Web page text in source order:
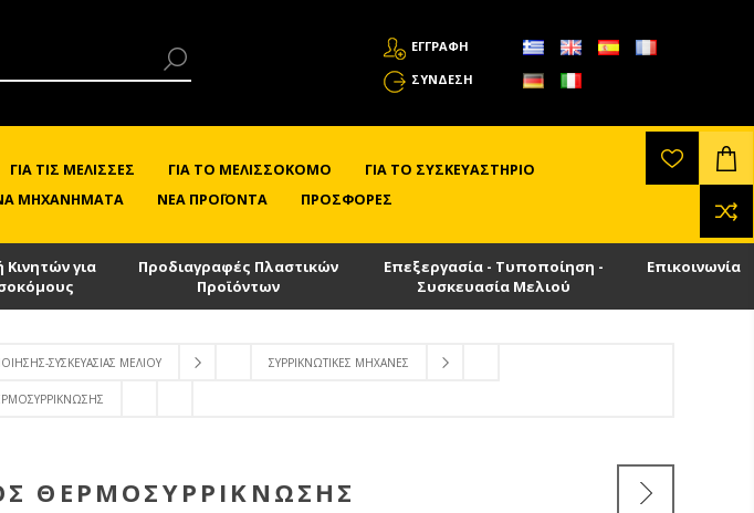
ΕΓΓΡΑΦΗ
ΣΎΝΔΕΣΗ
ΓΙΑ ΤΙΣ ΜΈΛΙΣΣΕΣ ΓΙΑ ΤΟ ΜΕΛΙΣΣΟΚΌΜΟ
ΓΙΑ ΤΟ ΣΥΣΚΕΥΑΣΤΉΡΙΟ
ΜΗΧΑΝΉΜΑΤΑ ΝΈΑ ΠΡΟΪΌΝΤΑ ΠΡΟΣΦΟΡΈΣ
για
Προδιαγραφές Πλαστικών
Προϊόντων
Επεξεργασία - Τυποποίηση -
Συσκευασία Μελιού
Επικοινωνία
ΣΥΣΚΕΥΑΣΊΑΣ ΜΕΛΙΟΎ ΣΥΡΡΙΚΝΩΤΙΚΈΣ ΜΗΧΑΝΈΣ
ΘΕΡΜΟΣΥΡΡΊΚΝΩΣΗΣ